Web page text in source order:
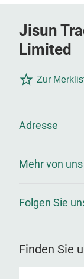
Jisun
Limited
Zur
Adresse
Mehr von uns
Folgen Sie
Finden Sie